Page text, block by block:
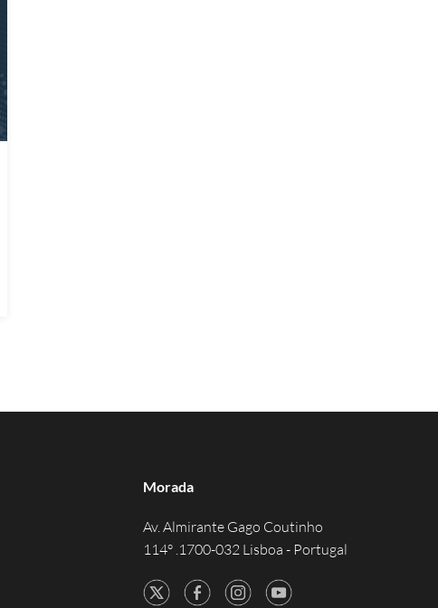
Morada
Av. Almirante Gago Coutinho
114° .1700-032 Lisboa - Portugal